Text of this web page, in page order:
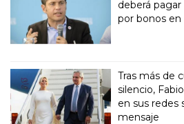
deberá
por bonos
Tras más de
silencio,
en sus redes
mensaje